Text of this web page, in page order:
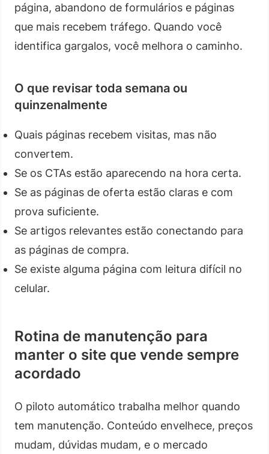
página, abandono de formulários e páginas
que mais recebem tráfego. Quando você
identifica gargalos, você melhora o caminho.
O que revisar toda semana ou
quinzenalmente
Quais páginas recebem visitas, mas não
convertem.
Se os CTAs estão aparecendo na hora certa.
Se as páginas de oferta estão claras e com
prova suficiente.
Se artigos relevantes estão conectando para
as páginas de compra.
Se existe alguma página com leitura difícil no
celular.
Rotina de manutenção para
manter o site que vende sempre
acordado
O piloto automático trabalha melhor quando
tem manutenção. Conteúdo envelhece, preços
mudam, dúvidas mudam, e o mercado